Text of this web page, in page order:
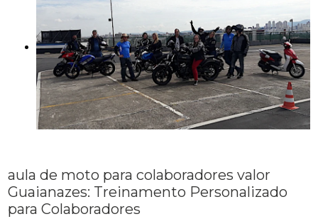
aula de moto para colaboradores valor
Guaianazes: Treinamento Personalizado
para Colaboradores